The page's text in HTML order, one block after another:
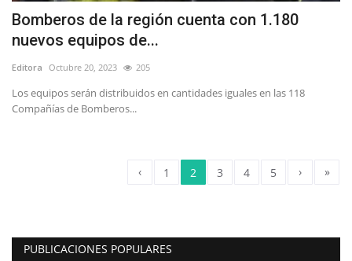
Bomberos de la región cuenta con 1.180
nuevos equipos de...
Editora Octubre 20, 2023 205
Los equipos serán distribuidos en cantidades iguales en las 118
Compañías de Bomberos...
‹ 1 2 3 4 5 › »
PUBLICACIONES POPULARES